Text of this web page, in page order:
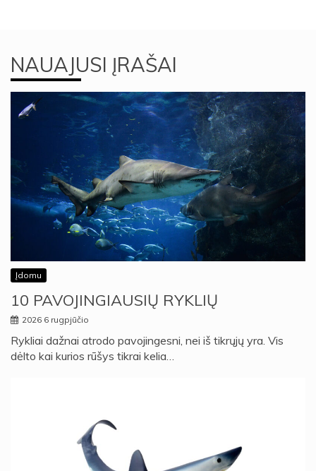
NAUAJUSI ĮRAŠAI
Įdomu
10 PAVOJINGIAUSIŲ RYKLIŲ
2026 6 rugpjūčio
Rykliai dažnai atrodo pavojingesni, nei iš tikrųjų yra. Vis
dėlto kai kurios rūšys tikrai kelia…